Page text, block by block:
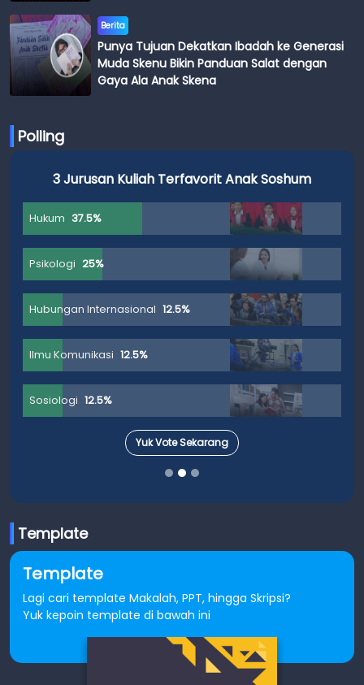
Berita
Punya Tujuan Dekatkan Ibadah ke Generasi
Muda Skenu Bikin Panduan Salat dengan
Gaya Ala Anak Skena
Polling
3 Jurusan Kuliah Terfavorit Anak Soshum
Hukum 37.5%
Psikologi 25%
Hubungan Internasional 12.5%
Ilmu Komunikasi 12.5%
Sosiologi 12.5%
Yuk Vote Sekarang
Template
Template
Lagi cari template Makalah, PPT, hingga Skripsi?
Yuk kepoin template di bawah ini